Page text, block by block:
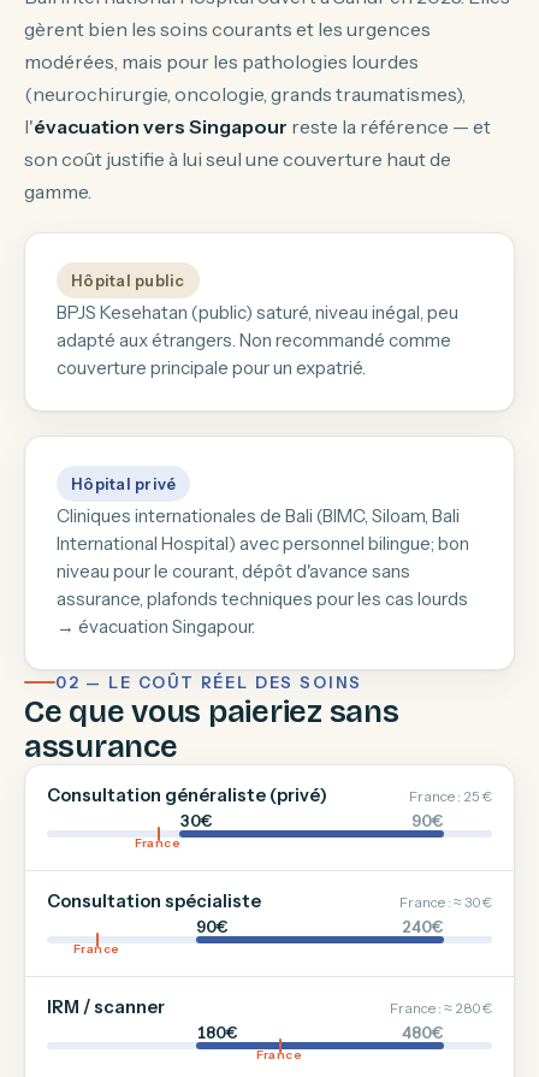
gèrent bien les soins courants et les urgences
modérées, mais pour les pathologies lourdes
(neurochirurgie, oncologie, grands traumatismes),
l'évacuation vers Singapour reste la référence — et
son coût justifie à lui seul une couverture haut de
gamme.
Hôpital public
BPJS Kesehatan (public) saturé, niveau inégal, peu
adapté aux étrangers. Non recommandé comme
couverture principale pour un expatrié.
Hôpital privé
Cliniques internationales de Bali (BIMC, Siloam, Bali
International Hospital) avec personnel bilingue; bon
niveau pour le courant, dépôt d'avance sans
assurance, plafonds techniques pour les cas lourds
→ évacuation Singapour.
02 — LE COÛT RÉEL DES SOINS
Ce que vous paieriez sans
assurance
Consultation généraliste (privé) France : 25 €
30€ 90€
France
Consultation spécialiste France : ≈ 30 €
90€ 240€
France
IRM / scanner France : ≈ 280 €
180€ 480€
France